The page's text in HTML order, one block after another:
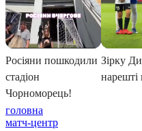
головна
матч-центр